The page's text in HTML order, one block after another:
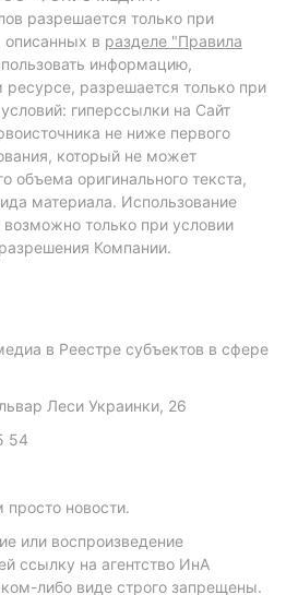
разрешается только при
описанных в разделе "Правила
информацию,
разрешается только при
гиперссылки на Сайт
не ниже первого
который не может
объема оригинального текста,
материала. Использование
только при условии
Компании.
в Реестре субъектов в сфере
Леси Украинки, 26
54
новости.
или воспроизведение
ссылку на агентство ИнА
либо виде строго запрещены.